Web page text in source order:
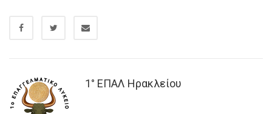
1° ΕΠΑΛ Ηρακλείου